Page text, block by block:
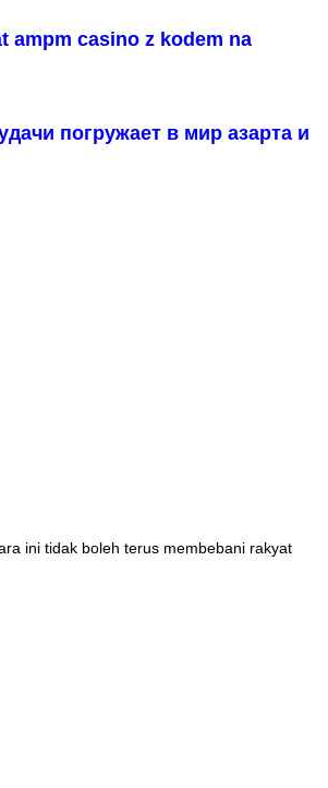
ampm casino z kodem na
погружает в мир азарта и
ini tidak boleh terus membebani rakyat